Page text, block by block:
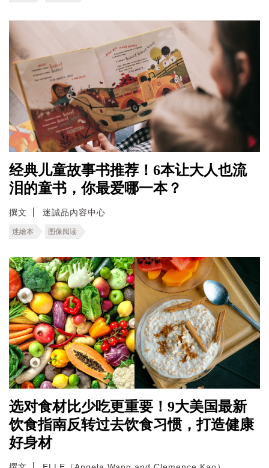
经典儿童故事书推荐！6本让大人也流
泪的童书，你最爱哪一本？
撰文 迷誠品內容中心
迷繪本 图像阅读
选对食材比少吃更重要！9大美国最新
饮食指南反转过去饮食习惯，打造健康
好身材